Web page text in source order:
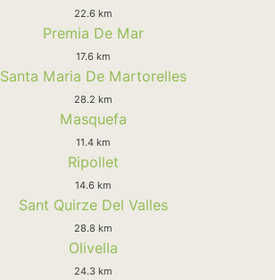
22.6 km
Premia De Mar
17.6 km
Santa Maria De Martorelles
28.2 km
Masquefa
11.4 km
Ripollet
14.6 km
Sant Quirze Del Valles
28.8 km
Olivella
24.3 km